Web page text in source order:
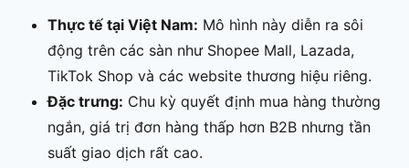
Thực tế tại Việt Nam: Mô hình này diễn ra sôi
động trên các sàn như Shopee Mall, Lazada,
TikTok Shop và các website thương hiệu riêng.
Đặc trưng: Chu kỳ quyết định mua hàng thường
ngắn, giá trị đơn hàng thấp hơn B2B nhưng tần
suất giao dịch rất cao.